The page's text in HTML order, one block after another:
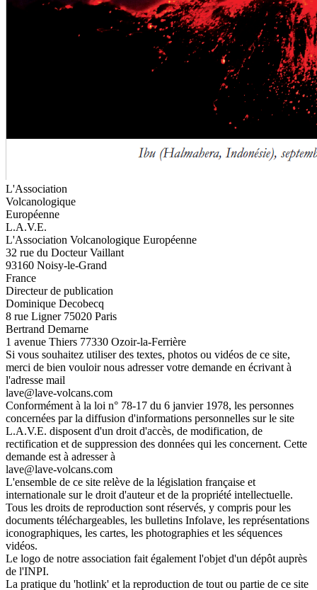
L'Association
Volcanologique
Européenne
L.A.V.E.
L'Association Volcanologique Européenne
32 rue du Docteur Vaillant
93160 Noisy-le-Grand
France
Directeur de publication
Dominique Decobecq
8 rue Ligner 75020 Paris
Bertrand Demarne
1 avenue Thiers 77330 Ozoir-la-Ferrière
Si vous souhaitez utiliser des textes, photos ou vidéos de ce site,
merci de bien vouloir nous adresser votre demande en écrivant à
l'adresse mail
lave@lave-volcans.com
Conformément à la loi n° 78-17 du 6 janvier 1978, les personnes
concernées par la diffusion d'informations personnelles sur le site
L.A.V.E. disposent d'un droit d'accès, de modification, de
rectification et de suppression des données qui les concernent. Cette
demande est à adresser à
lave@lave-volcans.com
L'ensemble de ce site relève de la législation française et
internationale sur le droit d'auteur et de la propriété intellectuelle.
Tous les droits de reproduction sont réservés, y compris pour les
documents téléchargeables, les bulletins Infolave, les représentations
iconographiques, les cartes, les photographies et les séquences
vidéos.
Le logo de notre association fait également l'objet d'un dépôt auprès
de l'INPI.
La pratique du 'hotlink' et la reproduction de tout ou partie de ce site